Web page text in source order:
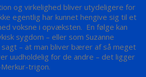
og virkelighed bliver utydeligere for
egentlig har kunnet hengive sig til et
voksne i opvæksten. En følge kan
sygdom – eller som Suzanne
– at man bliver bærer af så meget
uudholdelig for de andre – det ligger
trigon.